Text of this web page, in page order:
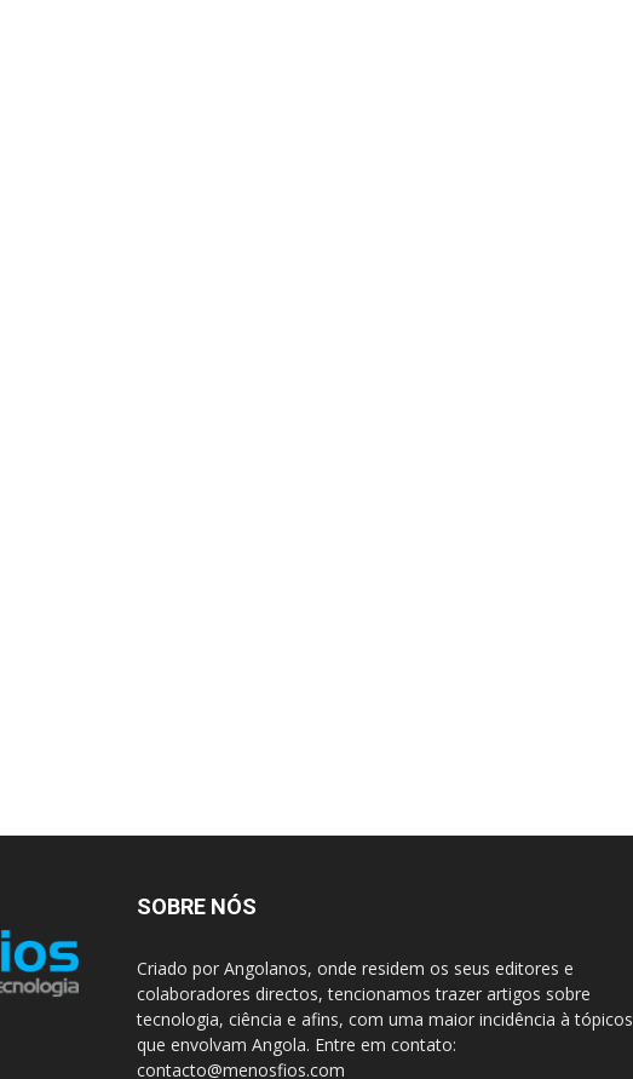
SOBRE NÓS
Criado por Angolanos, onde residem os seus editores e
colaboradores directos, tencionamos trazer artigos sobre
tecnologia, ciência e afins, com uma maior incidência à tópicos
que envolvam Angola. Entre em contato:
contacto@menosfios.com